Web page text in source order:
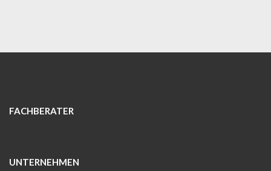
FACHBERATER
UNTERNEHMEN